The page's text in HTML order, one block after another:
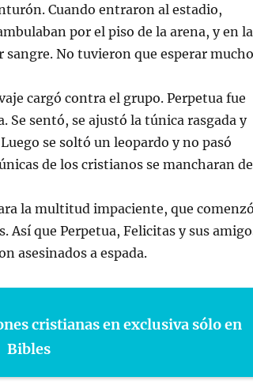
Cuando entraron al estadio,
por el piso de la arena, y en
No tuvieron que esperar
cargó contra el grupo. Perpetua fue
Se sentó, se ajustó la túnica rasgada y
se soltó un leopardo y no pasó
de los cristianos se mancharan de
la multitud impaciente, que
Así que Perpetua, Felicitas y sus
asesinados a espada.
cristianas en exclusiva sólo en
Bibles